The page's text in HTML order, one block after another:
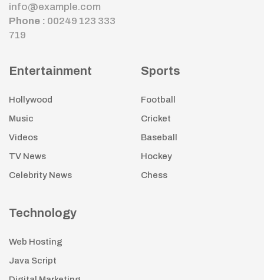
info@example.com
Phone : 00249 123 333
719
Entertainment
Hollywood
Music
Videos
TV News
Celebrity News
Sports
Football
Cricket
Baseball
Hockey
Chess
Technology
Web Hosting
Java Script